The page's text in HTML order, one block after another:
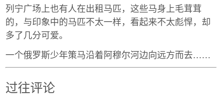
列宁广场上也有人在出租马匹，这些马身上毛茸茸
的，与印象中的马匹不太一样，看起来不太彪悍，却
多了几分可爱。
一个俄罗斯少年策马沿着阿穆尔河边向远方而去……
过往评论